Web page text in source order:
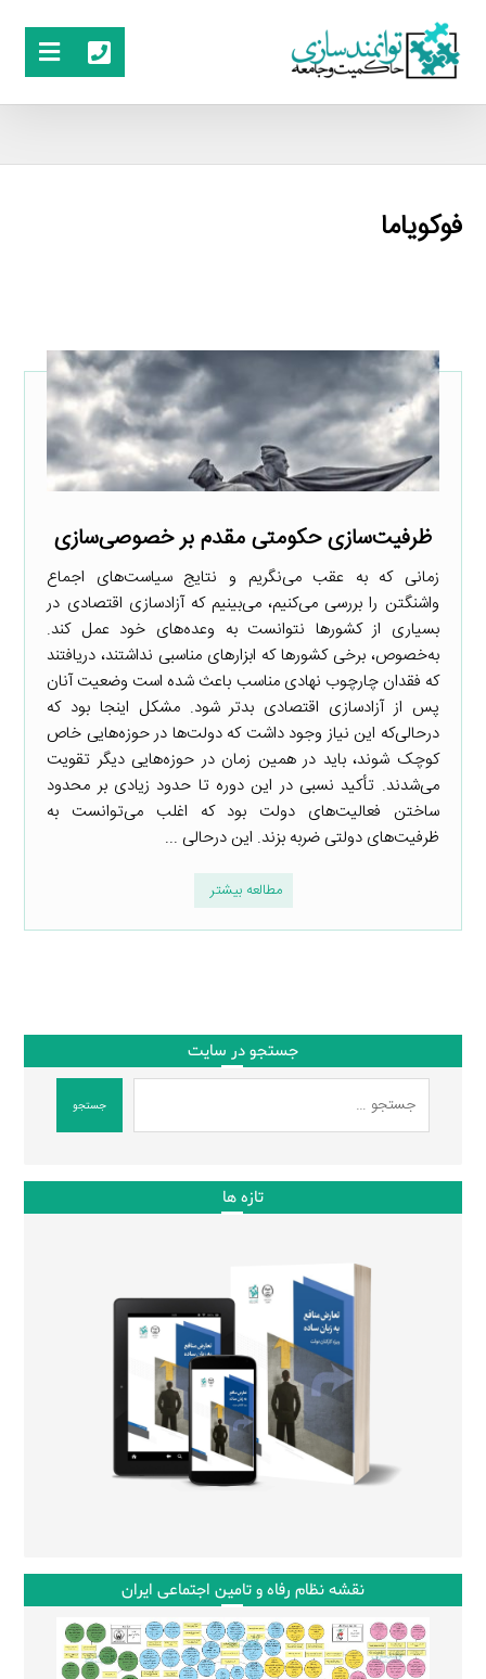
فوکویاما
ظرفیت‌سازی حکومتی مقدم بر خصوصی‌سازی
زمانی که به عقب می‌نگریم و نتایج سیاست‌های اجماع
واشنگتن را بررسی می‌کنیم، می‌بینیم که آزادسازی اقتصادی در
بسیاری از کشورها نتوانست به وعده‌های خود عمل کند.
به‌خصوص، برخی کشورها که ابزارهای مناسبی نداشتند، دریافتند
که فقدان چارچوب نهادی مناسب باعث شده است وضعیت آنان
پس از آزادسازی اقتصادی بدتر شود. مشکل اینجا بود که
درحالی‌که این نیاز وجود داشت که دولت‌ها در حوزه‌هایی خاص
کوچک شوند، باید در همین زمان در حوزه‌هایی دیگر تقویت
می‌شدند. تأکید نسبی در این دوره تا حدود زیادی بر محدود
ساختن فعالیت‌های دولت بود که اغلب می‌توانست به
ظرفیت‌های دولتی ضربه بزند. این درحالی ...
مطالعه بیشتر
جستجو در سایت
جستجو
تازه ها
نقشه نظام رفاه و تامین اجتماعی ایران